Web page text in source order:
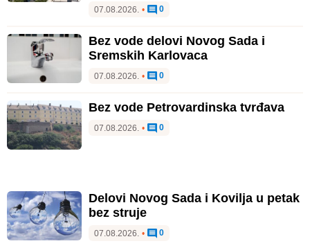
07.08.2026. • 0
Bez vode delovi Novog Sada i
Sremskih Karlovaca
07.08.2026. • 0
Bez vode Petrovardinska tvrđava
07.08.2026. • 0
Delovi Novog Sada i Kovilja u petak
bez struje
07.08.2026. • 0